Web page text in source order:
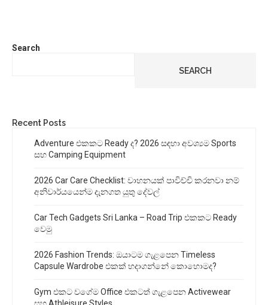
Search
SEARCH
Recent Posts
Adventure එකකට Ready ද? 2026 සඳහා අවශ්‍යම Sports
සහ Camping Equipment
2026 Car Care Checklist: වාහනයක් පාවිච්චි කරනවා නම්
අනිවාර්යයෙන්ම දැනගත යුතු දේවල්
Car Tech Gadgets Sri Lanka – Road Trip එකකට Ready
වෙමු
2026 Fashion Trends: ඔයාටම ගැළපෙන Timeless
Capsule Wardrobe එකක් හදාගන්නේ කොහොමද?
Gym එකට වගේම Office එකටත් ගැළපෙන Activewear